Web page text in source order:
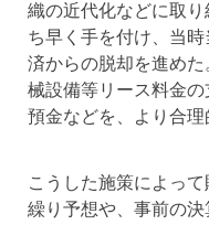
織の近代化などに取
ち早く手を付け、当
済からの脱却を進め
械設備等リース料金
預金などを、より合理
こうした施策によっ
繰り予想や、事前の決